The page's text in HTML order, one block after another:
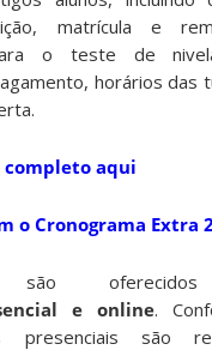
matrícula e
o teste de
horários das
completo aqui
oCronograma Extra
e online.
são